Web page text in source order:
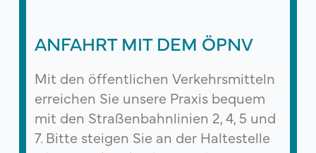
ANFAHRT MIT DEM ÖPNV
Mit den öffentlichen Verkehrsmitteln
erreichen Sie unsere Praxis bequem
mit den Straßenbahnlinien 2, 4, 5 und
7. Bitte steigen Sie an der Haltestelle